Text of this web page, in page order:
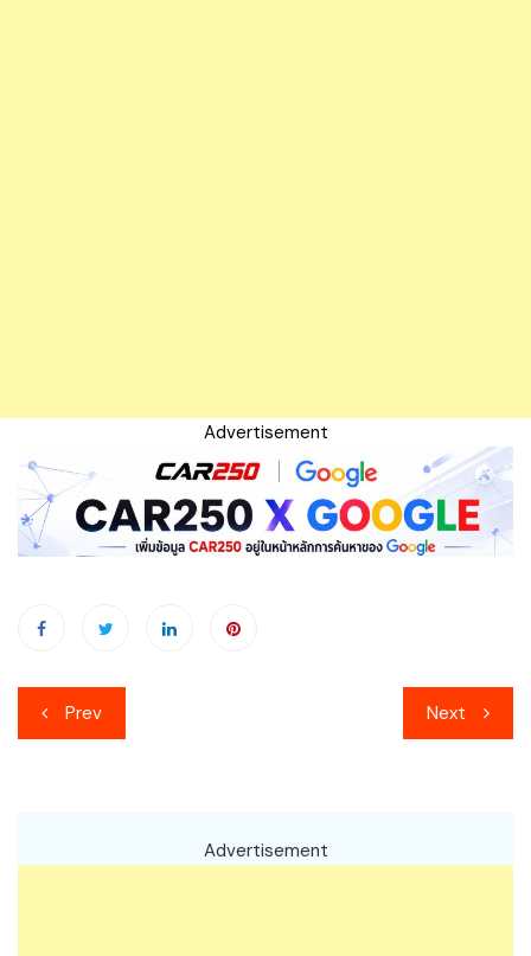
Advertisement
เมนู
นำทาง
Prev Next
Advertisement